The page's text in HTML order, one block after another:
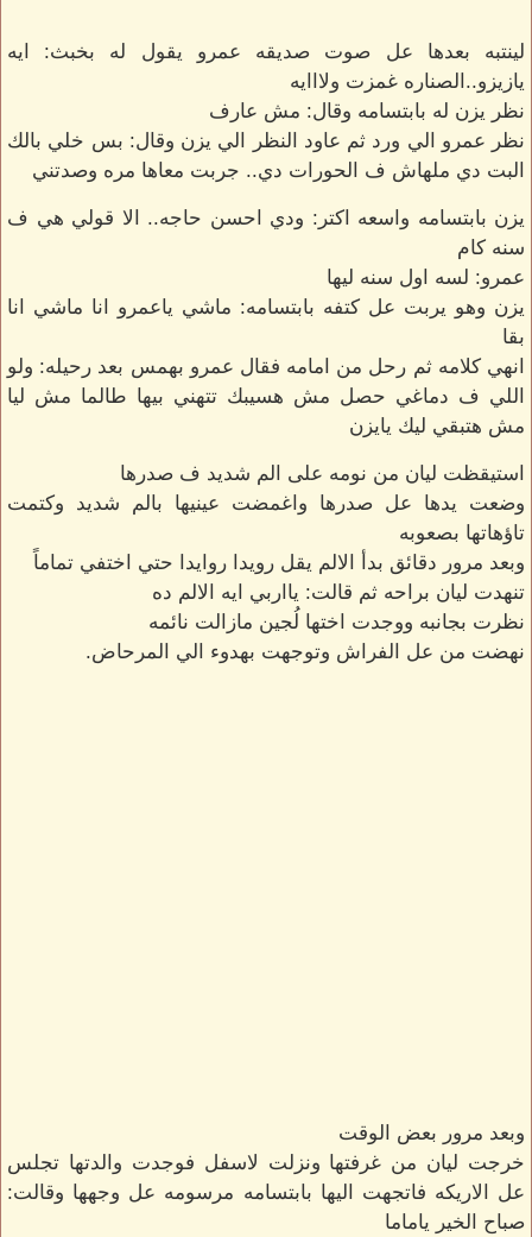
لينتبه بعدها عل صوت صديقه عمرو يقول له بخبث: ايه
يازيزو..الصناره غمزت ولااايه
نظر يزن له بابتسامه وقال: مش عارف
نظر عمرو الي ورد ثم عاود النظر الي يزن وقال: بس خلي بالك
البت دي ملهاش ف الحورات دي.. جربت معاها مره وصدتني
يزن بابتسامه واسعه اكتر: ودي احسن حاجه.. الا قولي هي ف
سنه كام
عمرو: لسه اول سنه ليها
يزن وهو يربت عل كتفه بابتسامه: ماشي ياعمرو انا ماشي انا
بقا
انهي كلامه ثم رحل من امامه فقال عمرو بهمس بعد رحيله: ولو
اللي ف دماغي حصل مش هسيبك تتهني بيها طالما مش ليا
مش هتبقي ليك يايزن
استيقظت ليان من نومه على الم شديد ف صدرها
وضعت يدها عل صدرها واغمضت عينيها بالم شديد وكتمت
تاؤهاتها بصعوبه
وبعد مرور دقائق بدأ الالم يقل رويدا روايدا حتي اختفي تماماً
تنهدت ليان براحه ثم قالت: يااربي ايه الالم ده
نظرت بجانبه ووجدت اختها لُجين مازالت نائمه
نهضت من عل الفراش وتوجهت بهدوء الي المرحاض.
وبعد مرور بعض الوقت
خرجت ليان من غرفتها ونزلت لاسفل فوجدت والدتها تجلس
عل الاريكه فاتجهت اليها بابتسامه مرسومه عل وجهها وقالت:
صباح الخير ياماما